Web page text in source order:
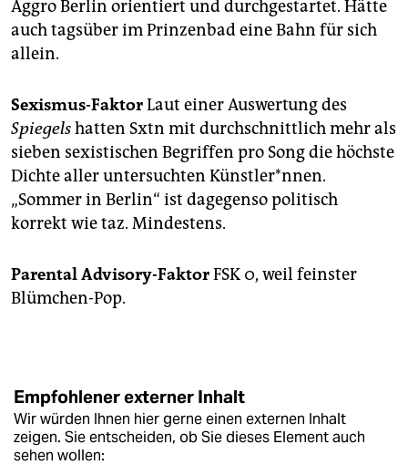
Aggro Berlin orientiert und durchgestartet. Hätte
auch tagsüber im Prinzenbad eine Bahn für sich
allein.
Sexismus-FaktorLaut einer Auswertung des
Spiegelshatten Sxtn mit durchschnittlich mehr als
sieben sexistischen Begriffen pro Song die höchste
Dichte aller untersuchten Künstler*nnen.
„Sommer in Berlin“ ist dagegenso politisch
korrekt wie taz. Mindestens.
Parental Advisory-FaktorFSK 0, weil feinster
Blümchen-Pop.
Empfohlener externer Inhalt
Wir würden Ihnen hier gerne einen externen Inhalt
zeigen. Sie entscheiden, ob Sie dieses Element auch
sehen wollen: